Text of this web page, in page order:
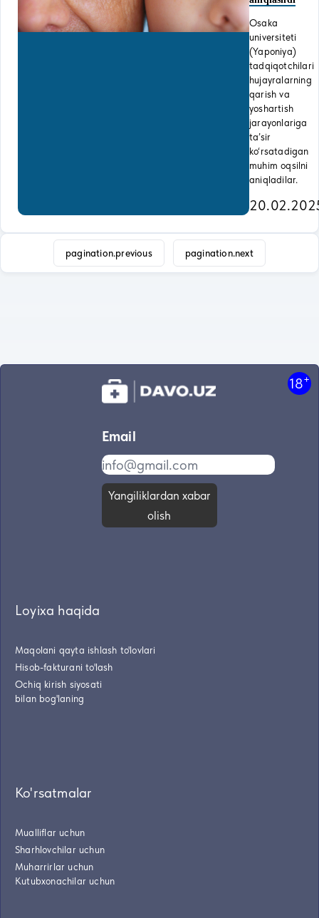
Osaka
universiteti
(Yaponiya)
tadqiqotchilari
hujayralarning
qarish va
yoshartish
jarayonlariga
ta’sir
ko‘rsatadigan
muhim oqsilni
aniqladilar.
pagination.previous pagination.next
18+
Email
Yangiliklardan xabar
olish
Loyixa haqida
Maqolani qayta ishlash to'lovlari
Hisob-fakturani to'lash
Ochiq kirish siyosati
bilan bog'laning
Ko'rsatmalar
Mualliflar uchun
Sharhlovchilar uchun
Muharrirlar uchun
Kutubxonachilar uchun